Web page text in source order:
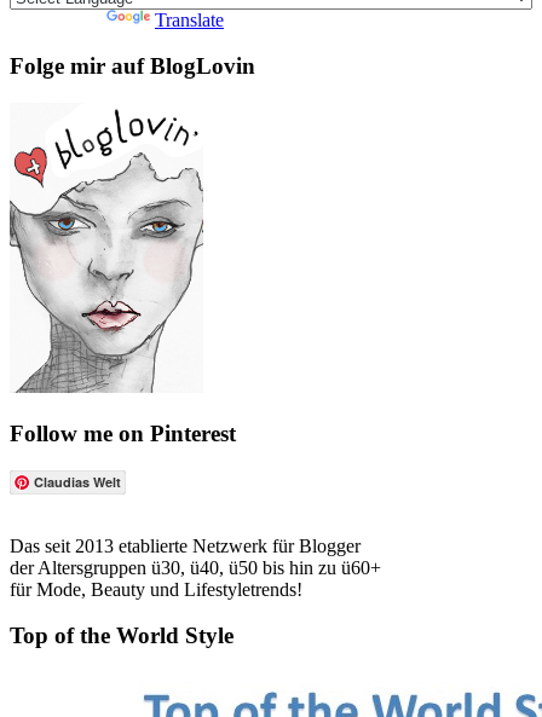
Translate
Folge mir auf BlogLovin
Follow me on Pinterest
Claudias Welt
Das seit 2013 etablierte Netzwerk für Blogger
der Altersgruppen ü30, ü40, ü50 bis hin zu ü60+
für Mode, Beauty und Lifestyletrends!
Top of the World Style